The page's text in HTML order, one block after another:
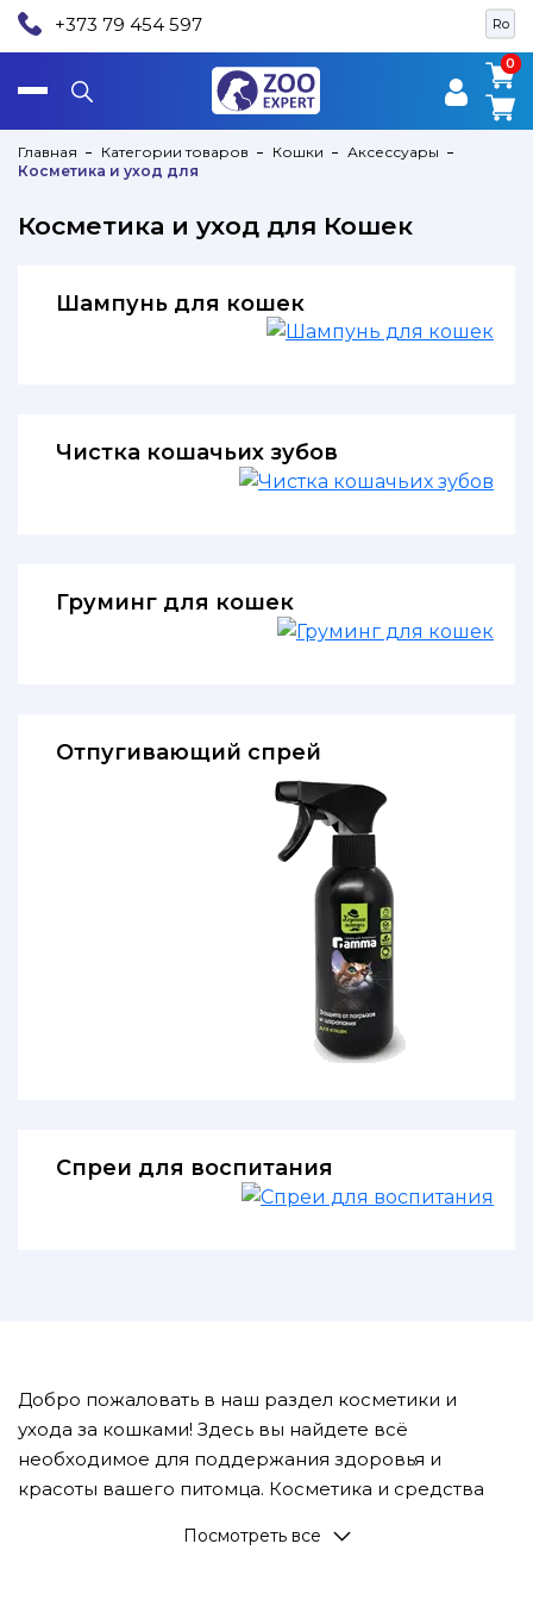
Ro
+373 79 454 597
0
0
Главная Категории товаров Кошки
Аксессуары
Косметика и уход для
Косметика и уход для Кошек
Шампунь для кошек
Чистка кошачьих зубов
Груминг для кошек
Отпугивающий спрей
Спреи для воспитания
Добро пожаловать в наш раздел косметики и
ухода за кошками! Здесь вы найдете всё
необходимое для поддержания здоровья и
красоты вашего питомца. Косметика и средства
обеспечении гигиены и комфорта ваших
Посмотреть все